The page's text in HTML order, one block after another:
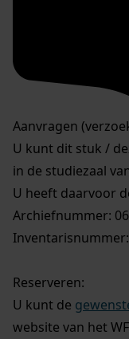
Aanvragen
U kunt dit stuk /
in de studiezaal
U heeft daarvoor
Archiefnummer:
Reserveren:
U kunt de
website van het